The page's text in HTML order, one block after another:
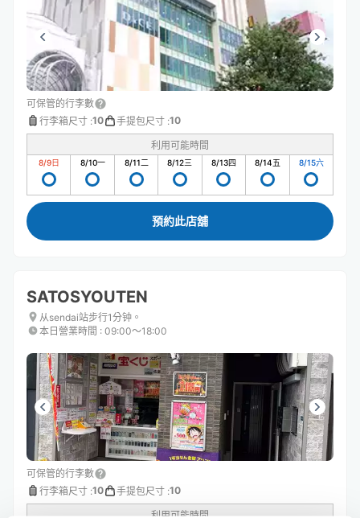
可保管的行李數
行李箱尺寸 :10 手提包尺寸 :10
利用可能時間
8/9日 8/10一 8/11二 8/12三 8/13四 8/14五 8/15六
預約此店舖
SATOSYOUTEN
从sendai站步行1分钟。
本日營業時間 : 09:00〜18:00
可保管的行李數
行李箱尺寸 :10 手提包尺寸 :10
利用可能時間